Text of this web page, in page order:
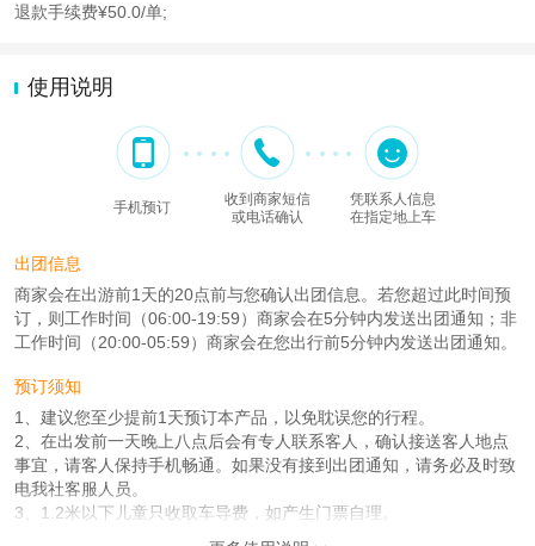
退款手续费¥50.0/单;
使用说明
手机预订
收到商家短信
或电话确认
凭联系人信息
在指定地上车
出团信息
商家会在出游前1天的20点前与您确认出团信息。若您超过此时间预
订，则工作时间（06:00-19:59）商家会在5分钟内发送出团通知；非
工作时间（20:00-05:59）商家会在您出行前5分钟内发送出团通知。
预订须知
1、建议您至少提前1天预订本产品，以免耽误您的行程。
2、在出发前一天晚上八点后会有专人联系客人，确认接送客人地点
事宜，请客人保持手机畅通。如果没有接到出团通知，请务必及时致
电我社客服人员。
3、1.2米以下儿童只收取车导费，如产生门票自理。
4、如遇国家政策性调价或天气、自然灾害等人力不可抗拒因素造成